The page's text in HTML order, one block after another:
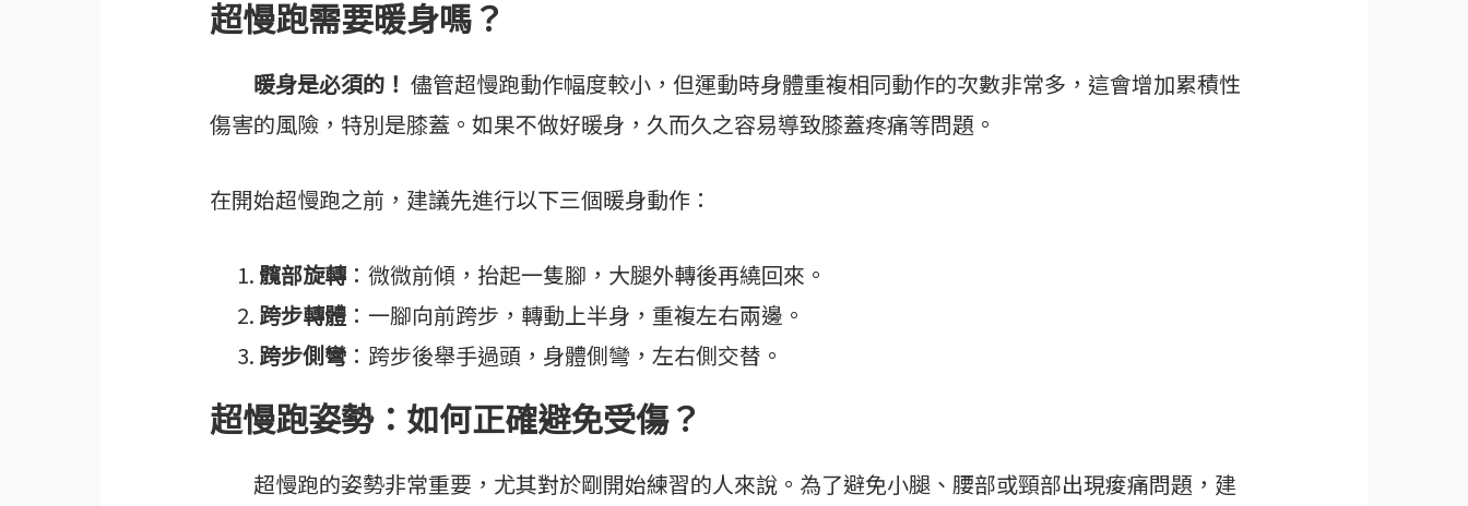
超慢跑需要暖身嗎？
暖身是必須的！ 儘管超慢跑動作幅度較小，但運動時身體重複相同動作的次數非常多，這會增加累積性
傷害的風險，特別是膝蓋。如果不做好暖身，久而久之容易導致膝蓋疼痛等問題。
在開始超慢跑之前，建議先進行以下三個暖身動作：
髖部旋轉：微微前傾，抬起一隻腳，大腿外轉後再繞回來。
跨步轉體 ：一腳向前跨步，轉動上半身，重複左右兩邊。
跨步側彎 ：跨步後舉手過頭，身體側彎，左右側交替。
超慢跑姿勢：如何正確避免受傷？
超慢跑的姿勢非常重要，尤其對於剛開始練習的人來說。為了避免小腿、腰部或頸部出現痠痛問題，建